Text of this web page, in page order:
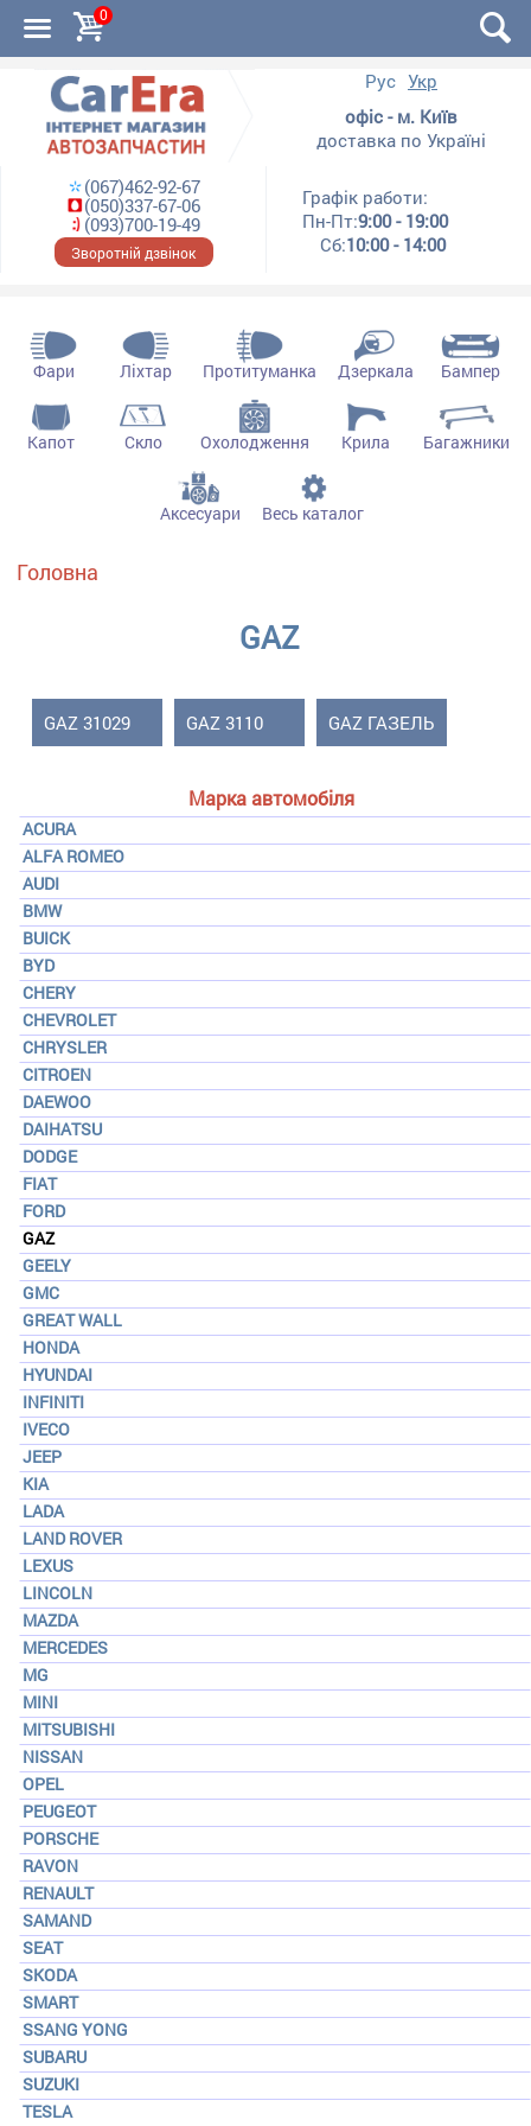
0
Рус Укр
офіс - м. Київ
доставка по Україні
(067)462-92-67
(050)337-67-06
(093)700-19-49
Зворотній дзвінок
Графік работи:
Пн-Пт:9:00 - 19:00
Сб:10:00 - 14:00
Фари Ліхтар Протитуманка Дзеркала Бампер
Капот Скло Охолодження Крила Багажники
Аксесуари Весь каталог
Марка автомобіля
ACURA
ALFA ROMEO
AUDI
BMW
BUICK
BYD
CHERY
CHEVROLET
CHRYSLER
CITROEN
DAEWOO
DAIHATSU
DODGE
FIAT
FORD
GAZ
GEELY
GMC
GREAT WALL
HONDA
HYUNDAI
INFINITI
IVECO
JEEP
KIA
LADA
LAND ROVER
LEXUS
LINCOLN
MAZDA
MERCEDES
MG
MINI
MITSUBISHI
NISSAN
OPEL
PEUGEOT
PORSCHE
RAVON
RENAULT
SAMAND
SEAT
SKODA
SMART
SSANG YONG
SUBARU
SUZUKI
TESLA
Ви є тут
Головна
GAZ
GAZ 31029 GAZ 3110 GAZ ГАЗЕЛЬ